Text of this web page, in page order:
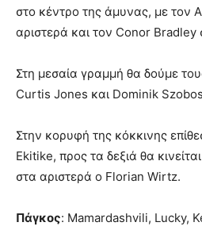
στο κέντρο της άμυνας, με τον
αριστερά και τον Conor Bradley
Στη μεσαία γραμμή θα δούμε
Curtis Jones και Dominik
Στην κορυφή της κόκκινης
Ekitike, προς τα δεξιά θα
στα αριστερά ο Florian Wirtz.
Πάγκος: Mamardashvili, Lucky,